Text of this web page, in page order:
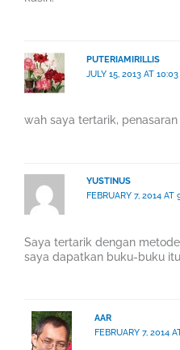
PUTERIAMIRILLIS
JULY 15, 2013 AT
wah saya tertarik,
YUSTINUS
FEBRUARY 7, 2014 AT
Saya tertarik dengan
saya dapatkan buku-buku
AAR
FEBRUARY 7, 2014